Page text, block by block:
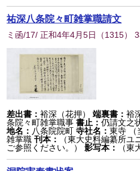
祐深八条院々町雑掌職請文
ミ函/17/ 正和4年4月5日 （1315）
差出書：裕深（花押） 端裏書：裕
条院々町雑掌職事書止：仍請文之
地名： 八条院院町 寺社名：東寺 （
雑掌職刊本：
（東大史料編纂所
ご参照ください。）
影写本： （東